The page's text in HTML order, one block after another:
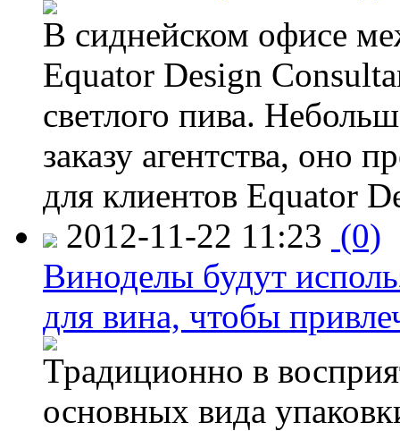
В сиднейском офисе
Equator Design
светлого пива.
заказу агентства, оно
для клиентов Equator
2012-11-22 11:23 (0)
Виноделы будут
для вина, чтобы
Традиционно в
основных вида